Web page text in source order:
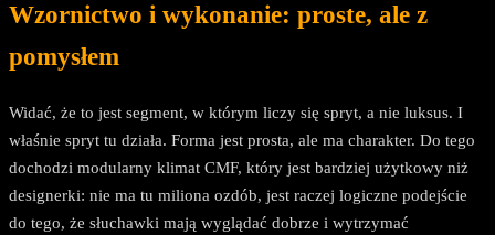
Wzornictwo i wykonanie: proste, ale z
pomysłem
Widać, że to jest segment, w którym liczy się spryt, a nie luksus. I
właśnie spryt tu działa. Forma jest prosta, ale ma charakter. Do tego
dochodzi modularny klimat CMF, który jest bardziej użytkowy niż
designerki: nie ma tu miliona ozdób, jest raczej logiczne podejście
do tego, że słuchawki mają wyglądać dobrze i wytrzymać